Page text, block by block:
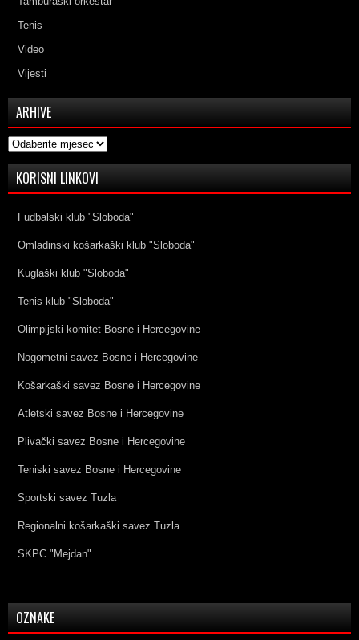
Tenis
Video
Vijesti
ARHIVE
Arhive
KORISNI LINKOVI
Fudbalski klub "Sloboda"
Omladinski košarkaški klub "Sloboda"
Kuglaški klub "Sloboda"
Tenis klub "Sloboda"
Olimpijski komitet Bosne i Hercegovine
Nogometni savez Bosne i Hercegovine
Košarkaški savez Bosne i Hercegovine
Atletski savez Bosne i Hercegovine
Plivački savez Bosne i Hercegovine
Teniski savez Bosne i Hercegovine
Sportski savez Tuzla
Regionalni košarkaški savez Tuzla
SKPC "Mejdan"
OZNAKE